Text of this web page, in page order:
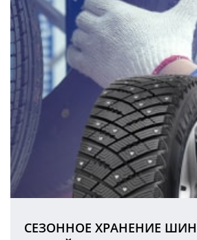
СЕЗОННОЕ ХРАНЕНИЕ ШИН